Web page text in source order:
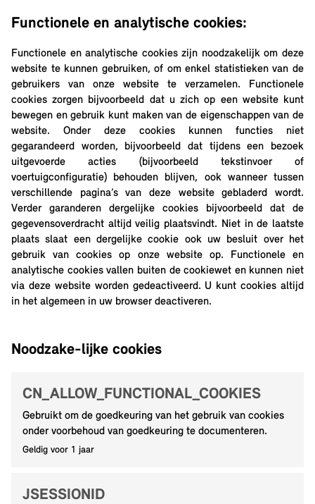
Functionele en analytische cookies:
Functionele en analytische cookies zijn noodzakelijk om deze
website te kunnen gebruiken, of om enkel statistieken van de
gebruikers van onze website te verzamelen. Functionele
cookies zorgen bijvoorbeeld dat u zich op een website kunt
bewegen en gebruik kunt maken van de eigenschappen van de
website. Onder deze cookies kunnen functies niet
gegarandeerd worden, bijvoorbeeld dat tijdens een bezoek
uitgevoerde acties (bijvoorbeeld tekstinvoer of
voertuigconfiguratie) behouden blijven, ook wanneer tussen
verschillende pagina’s van deze website gebladerd wordt.
Verder garanderen dergelijke cookies bijvoorbeeld dat de
gegevensoverdracht altijd veilig plaatsvindt. Niet in de laatste
plaats slaat een dergelijke cookie ook uw besluit over het
gebruik van cookies op onze website op. Functionele en
analytische cookies vallen buiten de cookiewet en kunnen niet
via deze website worden gedeactiveerd. U kunt cookies altijd
in het algemeen in uw browser deactiveren.
Noodzake-lijke cookies
CN_ALLOW_FUNCTIONAL_COOKIES
Gebruikt om de goedkeuring van het gebruik van cookies
onder voorbehoud van goedkeuring te documenteren.
Geldig voor 1 jaar
JSESSIONID